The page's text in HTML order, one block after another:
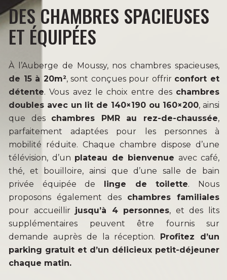
DES CHAMBRES SPACIEUSES
ET ÉQUIPÉES
À l’Auberge de Moussy, nos chambres spacieuses,
de 15 à 20m², sont conçues pour offrir confort et
détente. Vous avez le choix entre des chambres
doubles avec un lit de 140×190 ou 160×200, ainsi
que des chambres PMR au rez-de-chaussée,
parfaitement adaptées pour les personnes à
mobilité réduite. Chaque chambre dispose d’une
télévision, d’un plateau de bienvenue avec café,
thé, et bouilloire, ainsi que d’une salle de bain
privée équipée de linge de toilette. Nous
proposons également des chambres familiales
pour accueillir jusqu’à 4 personnes, et des lits
supplémentaires peuvent être fournis sur
demande auprès de la réception. Profitez d’un
parking gratuit et d’un délicieux petit-déjeuner
chaque matin.